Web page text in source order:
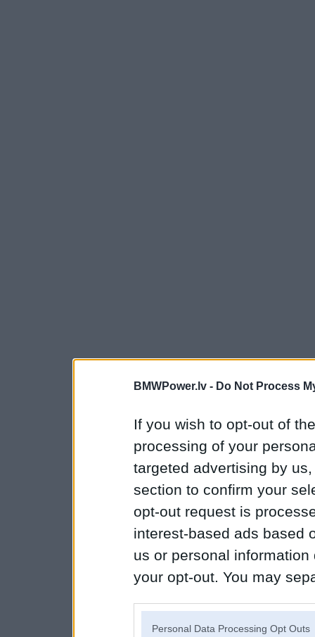
BMWPower.lv - Do Not Process
If you wish to opt-out of
processing of your
targeted advertising by
section to confirm your
opt-out request is
interest-based ads based
us or personal
your opt-out. You may
Personal Data Processing Opt Outs